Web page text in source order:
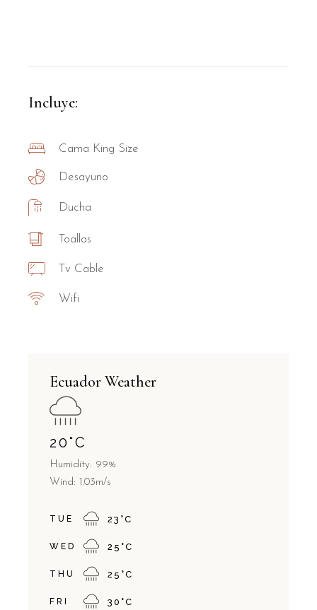
Incluye:
Cama King Size
Desayuno
Ducha
Toallas
Tv Cable
Wifi
Ecuador Weather
20°C
Humidity: 99%
Wind: 1.03m/s
TUE 23 °C
WED 25 °C
THU 25 °C
FRI 30 °C